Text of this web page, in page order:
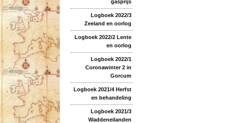
gasprijs
Logboek 2022/3
Zeeland en oorlog
Logboek 2022/2 Lente
en oorlog
Logboek 2022/1
Coronawinter 2 in
Gorcum
Logboek 2021/4 Herfst
en behandeling
Logboek 2021/3
Waddeneilanden